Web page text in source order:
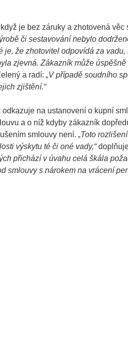
je bez záruky a zhotovená věc
či sestavování nebylo
že zhotovitel odpovídá za vadu,
zjevná. Zákazník může
a radí: „V případě soudního
zjištění.“
na ustanovení o kupní
a o níž kdyby zákazník
smlouvy není. „Toto
výskytu té či oné vady,“
přichází v úvahu celá škála
smlouvy s nárokem na vrácení